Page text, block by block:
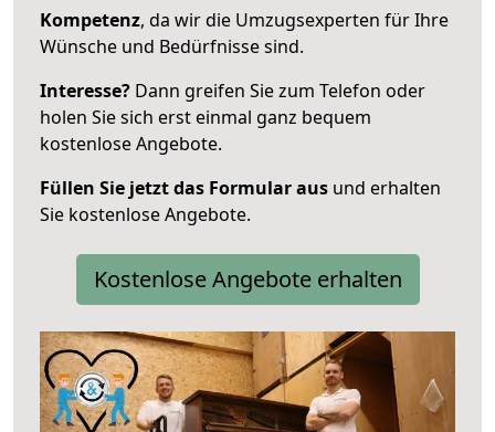
Kompetenz, da wir die Umzugsexperten für Ihre
Wünsche und Bedürfnisse sind.
Interesse? Dann greifen Sie zum Telefon oder
holen Sie sich erst einmal ganz bequem
kostenlose Angebote.
Füllen Sie jetzt das Formular aus und erhalten
Sie kostenlose Angebote.
Kostenlose Angebote erhalten